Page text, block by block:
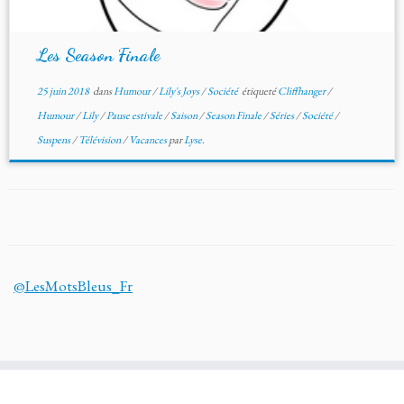
Les Season Finale
25 juin 2018dansHumour/Lily's Joys/Société étiquetéCliffhanger/
Humour/Lily/Pause estivale/Saison/Season Finale/Séries/Société/
Suspens/Télévision/VacancesparLyse.
@LesMotsBleus_Fr